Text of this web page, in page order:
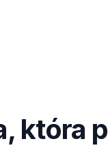
która